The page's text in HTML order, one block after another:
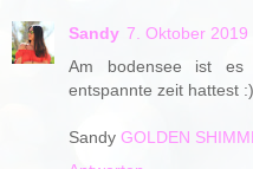
Sandy 7. Oktober 2019
Am bodensee ist
entspannte zeit hattest :)
Sandy GOLDEN